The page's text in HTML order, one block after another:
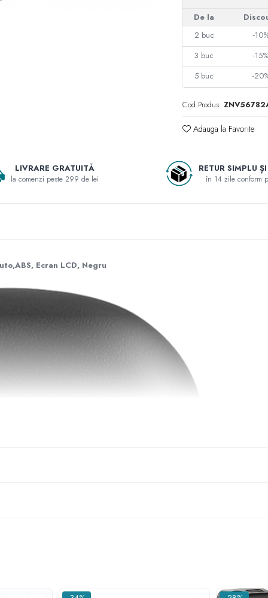
De la
2 buc
-
3 buc
-
5 buc -
Cod Produs:
Adauga la Favorite
LIVRARE GRATUITĂ
la comenzi peste 299 de lei
RETUR SIMPLU
în 14 zile conform
Ecran LCD, Negru